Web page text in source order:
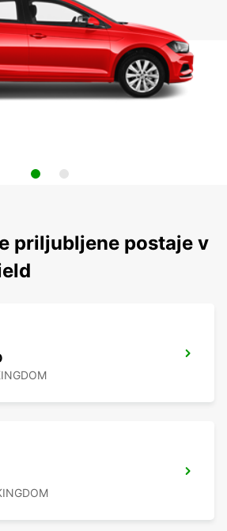
priljubljene postaje v